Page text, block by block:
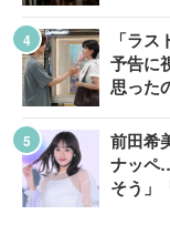
「ラ
予告に
思った
前田希
ナッペ
そう」